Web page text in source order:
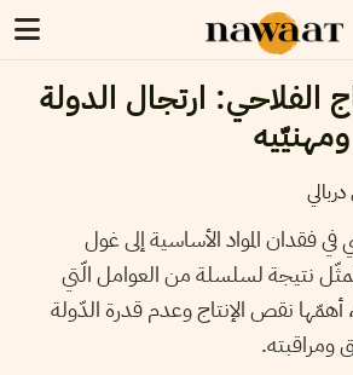
الفلاحي: ارتجال الدولة
فقدان المواد الأساسية إلى غول
يُمثّل نتيجة لسلسلة من العوامل الّتي
أهمّها نقص الإنتاج وعدم قدرة الدّولة
ومراقبته.